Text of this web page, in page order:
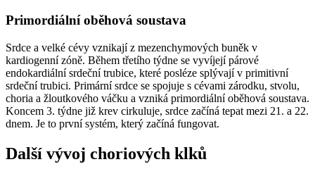
Primordiální oběhová soustava
Srdce a velké cévy vznikají z mezenchymových buněk v
kardiogenní zóně. Během třetího týdne se vyvíjejí párové
endokardiální srdeční trubice, které posléze splývají v primitivní
srdeční trubici. Primární srdce se spojuje s cévami zárodku, stvolu,
choria a žloutkového váčku a vzniká primordiální oběhová soustava.
Koncem 3. týdne již krev cirkuluje, srdce začíná tepat mezi 21. a 22.
dnem. Je to první systém, který začíná fungovat.
Další vývoj choriových klků